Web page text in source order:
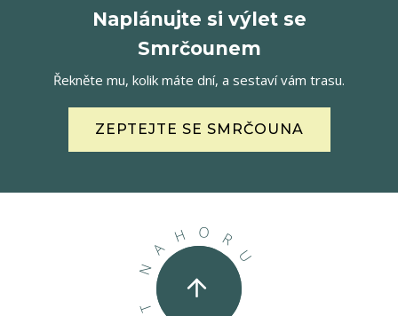
Naplánujte si výlet se
Smrčounem
Řekněte mu, kolik máte dní, a sestaví vám trasu.
ZEPTEJTE SE SMRČOUNA
T
N
A
H O R
U